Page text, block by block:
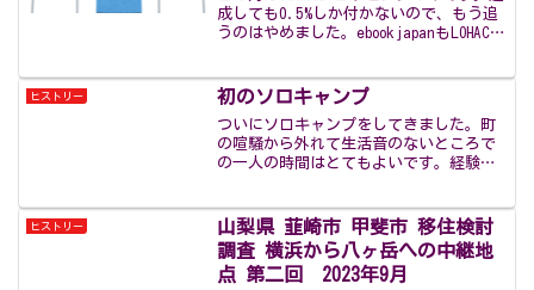
月
成しても0.5%しか付かないので、もう追
うのはやめました。ebookjapanもLOHACO
は『麻辣香鍋』です。以前KA...
ヒストリー 初のソロキャンプ
ついにソロキャンプをしてきました。町
の喧騒から外れて生活音のないところで
の一人の時間はとてもよいです。経験値
ます。PrevNext
ヒストリー
山梨県 韮崎市 甲斐市 移住検討
調査 横浜から八ヶ岳への中継地
点 第二回 2023年9月